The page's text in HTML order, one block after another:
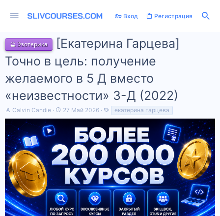
Вход Регистрация
🔮 Эзотерика
[Екатерина Гарцева]
Точно в цель: получение
желаемого в 5 Д вместо
«неизвестности» 3-Д (2022)
А
в
т
о
р
т
е
м
ы
Calvin Candie
Д
а
а
ч
а
л
27 Май 2026
е
и
екатерина гарцева